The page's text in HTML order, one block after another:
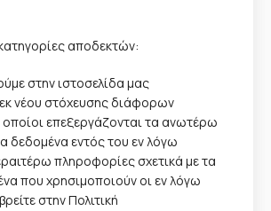
αποδεκτών:
στην ιστοσελίδα μας
εκ νέου στόχευσης διάφορων
επεξεργάζονται τα ανωτέρω
δεδομένα εντός του εν λόγω
πληροφορίες σχετικά με τα
που χρησιμοποιούν οι εν λόγω
στην Πολιτική